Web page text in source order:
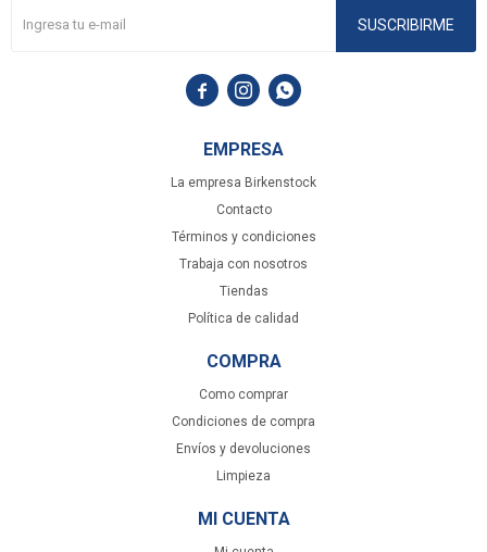
EMPRESA
La empresa Birkenstock
Contacto
Términos y condiciones
Trabaja con nosotros
Tiendas
Política de calidad
COMPRA
Como comprar
Condiciones de compra
Envíos y devoluciones
Limpieza
MI CUENTA
SUSCRIBIRME
  